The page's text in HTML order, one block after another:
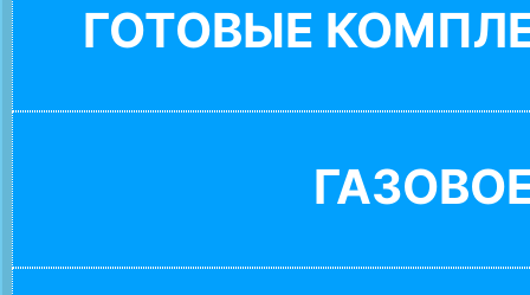
ГОТОВЫЕ